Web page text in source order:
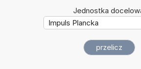
Jednostka